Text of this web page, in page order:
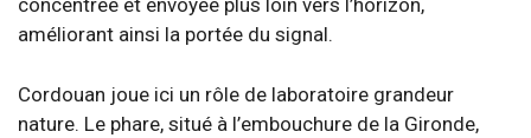
concentrée et envoyée plus loin vers l’horizon,
améliorant ainsi la portée du signal.
Cordouan joue ici un rôle de laboratoire grandeur
nature. Le phare, situé à l’embouchure de la Gironde,